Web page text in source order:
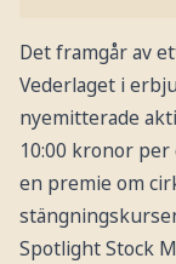
Det framgår av
Vederlaget i
nyemitterade
10:00 kronor
en premie om
Spotlight Stock